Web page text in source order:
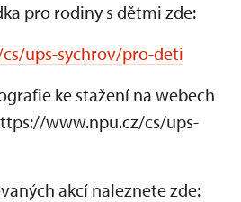
pro rodiny s dětmi zde:
ups-sychrov/pro-deti
ke stažení na webech
www.npu.cz/cs/ups-
akcí naleznete zde: